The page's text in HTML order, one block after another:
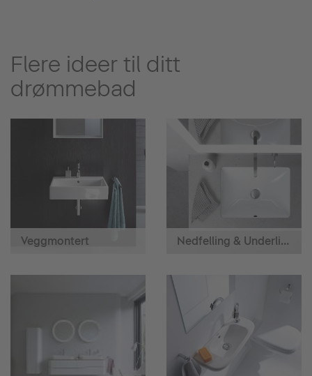
Flere ideer til ditt
drømmebad
Veggmontert Nedfelling & Underlimning